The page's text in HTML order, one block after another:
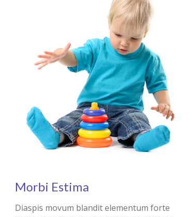
Morbi Estima
Diaspis movum blandit elementum forte